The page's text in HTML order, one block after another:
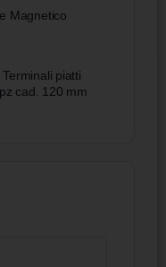
Magnetico
piatti
cad. 120 mm